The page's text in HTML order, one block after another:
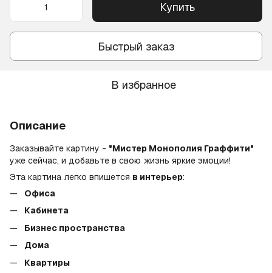
Купить
Быстрый заказ
В избранное
Описание
Заказывайте картину - "Мистер Монополия Граффити"
уже сейчас, и добавьте в свою жизнь яркие эмоции!
Эта картина легко впишется в интерьер:
Офиса
Кабинета
Бизнес пространства
Дома
Квартиры